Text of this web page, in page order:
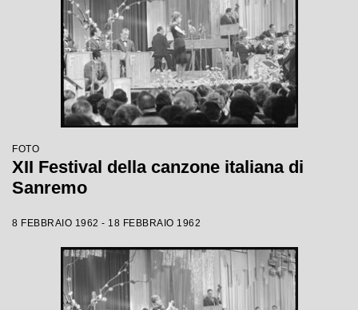
FOTO
XII Festival della canzone italiana di
Sanremo
8 FEBBRAIO 1962 - 18 FEBBRAIO 1962